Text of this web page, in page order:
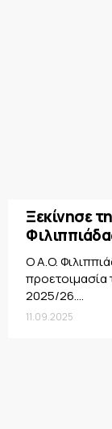
Ξεκίνησε
Ο A.O.
προετοιμασία
2025/26....
11.09.2025